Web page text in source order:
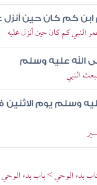
كم كان حين أنزل
النبي كم كان حين أنزل عليه
الله عليه وسلم
النبي
وسلم يوم
بدء الوحي > باب بدء الوحي